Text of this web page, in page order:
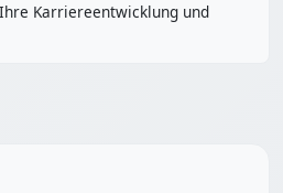
Karriereentwicklung und